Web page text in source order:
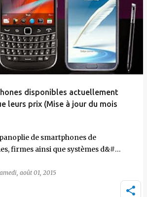
disponibles actuellement
leurs prix (Mise à jour du mois
de smartphones de
firmes ainsi que systèmes d&#…
août 01, 2015